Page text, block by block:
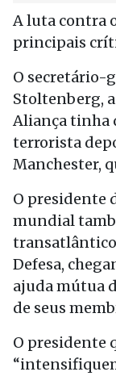
A luta contra
principais
O secretário-
Stoltenberg,
Aliança tinha
terrorista
Manchester,
O presidente
mundial
Defesa,
ajuda mútua
de seus
O presidente